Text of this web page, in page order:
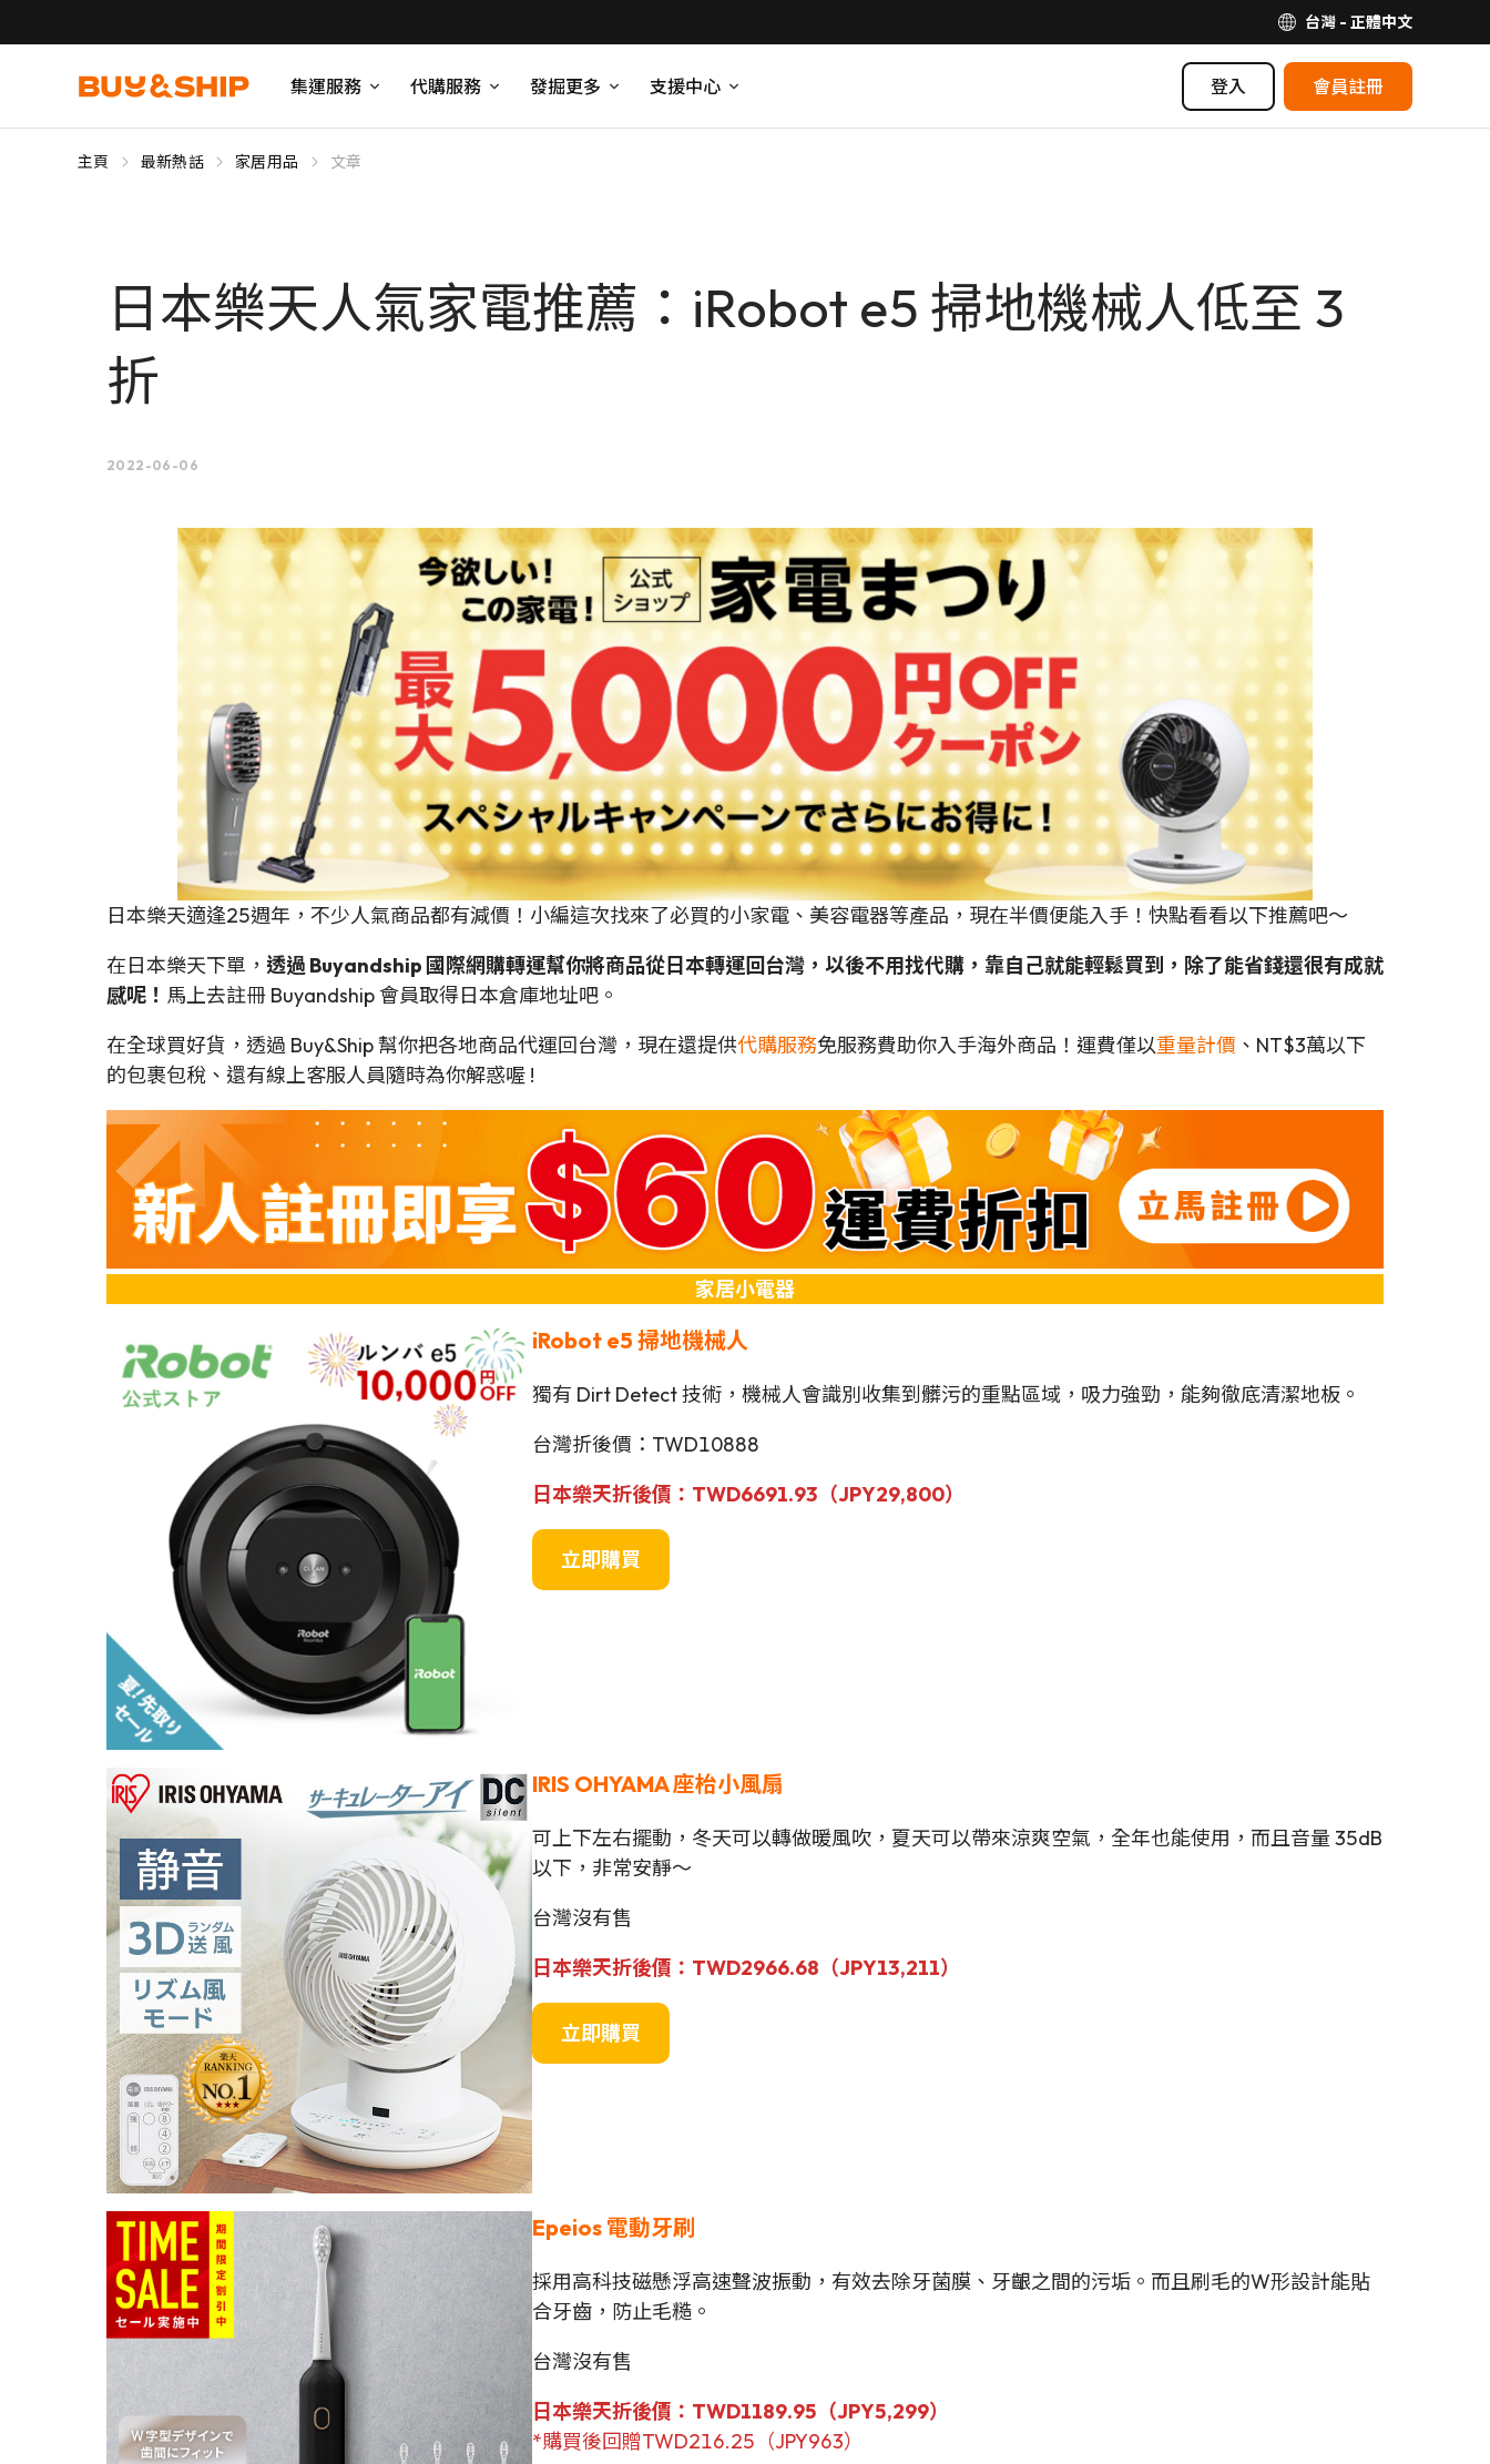
台灣 - 正體中文
集運服務 代購服務 發掘更多 支援中心 登入 會員註冊
主頁 最新熱話 家居用品 文章
日本樂天人氣家電推薦：iRobot e5 掃地機械人低至 3
折
2022-06-06
日本樂天適逢25週年，不少人氣商品都有減價！小編這次找來了必買的小家電、美容電器等產品，現在半價便能入手！快點看看以下推薦吧～
在日本樂天下單， 透過 Buyandship 國際網購轉運幫你將商品從日本轉運回台灣，以後不用找代購，靠自己就能輕鬆買到，除了能省錢還很有成就
感呢！ 馬上去註冊 Buyandship 會員取得日本倉庫地址吧。
在全球買好貨，透過 Buy&Ship 幫你把各地商品代運回台灣，現在還提供代購服務免服務費助你入手海外商品！運費僅以重量計價 、NT$3萬以下
的包裹包稅、還有線上客服人員隨時為你解惑喔 !
家居小電器
iRobot e5 掃地機械人
獨有 Dirt Detect 技術，機械人會識別收集到髒污的重點區域，吸力強勁，能夠徹底清潔地板。
台灣折後價：TWD10888
日本樂天折後價：TWD6691.93（JPY29,800）
立即購買
IRIS OHYAMA 座枱小風扇
可上下左右擺動，冬天可以轉做暖風吹，夏天可以帶來涼爽空氣，全年也能使用，而且音量 35dB
以下，非常安靜～
台灣沒有售
日本樂天折後價：TWD2966.68（JPY13,211）
立即購買
Epeios 電動牙刷
採用高科技磁懸浮高速聲波振動，有效去除牙菌膜、牙齦之間的污垢。而且刷毛的W形設計能貼
合牙齒，防止毛糙。
台灣沒有售
日本樂天折後價：TWD1189.95（JPY5,299）
*購買後回贈TWD216.25（JPY963）